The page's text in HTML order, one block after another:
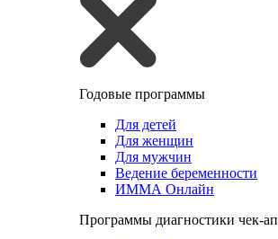
Годовые программы
Для детей
Для женщин
Для мужчин
Ведение беременности
ИММА Онлайн
Программы диагностики чек-ап